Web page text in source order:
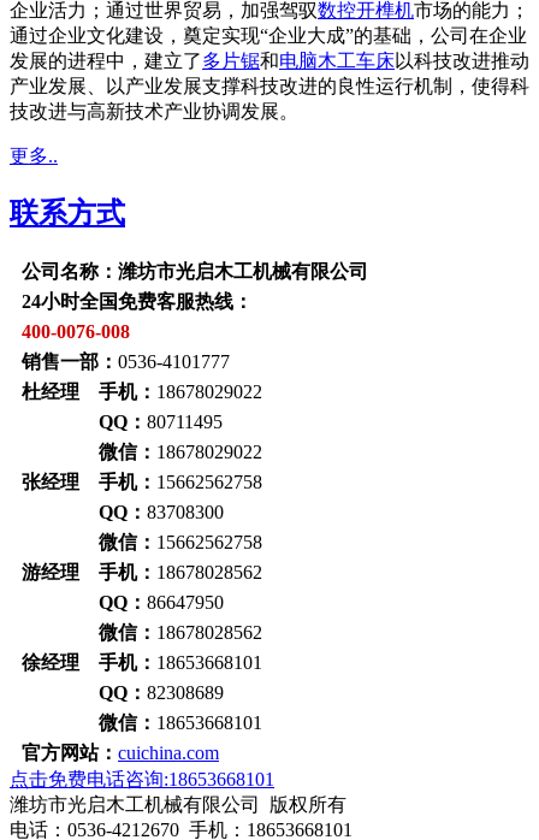
企业活力；通过世界贸易，加强驾驭数控开榫机市场的能力；
通过企业文化建设，奠定实现“企业大成”的基础，公司在企业
发展的进程中，建立了多片锯和电脑木工车床以科技改进推动
产业发展、以产业发展支撑科技改进的良性运行机制，使得科
技改进与高新技术产业协调发展。
更多..
联系方式
公司名称：潍坊市光启木工机械有限公司
24小时全国免费客服热线：
400-0076-008
销售一部： 0536-4101777
杜经理 手机： 18678029022
QQ： 80711495
微信： 18678029022
张经理 手机： 15662562758
QQ： 83708300
微信： 15662562758
游经理 手机： 18678028562
QQ： 86647950
微信： 18678028562
徐经理 手机： 18653668101
QQ： 82308689
微信： 18653668101
官方网站： cuichina.com
点击免费电话咨询:18653668101
潍坊市光启木工机械有限公司 版权所有
电话：0536-4212670 手机：18653668101